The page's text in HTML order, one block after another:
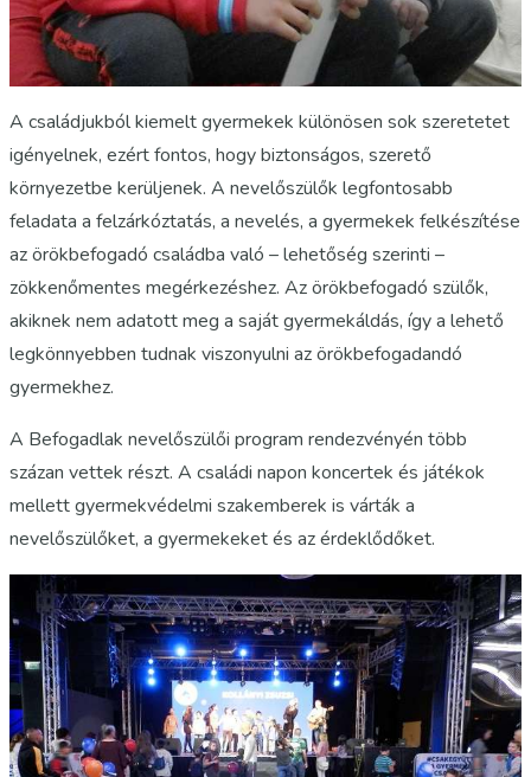
A családjukból kiemelt gyermekek különösen sok szeretetet
igényelnek, ezért fontos, hogy biztonságos, szerető
környezetbe kerüljenek. A nevelőszülők legfontosabb
feladata a felzárkóztatás, a nevelés, a gyermekek felkészítése
az örökbefogadó családba való – lehetőség szerinti –
zökkenőmentes megérkezéshez. Az örökbefogadó szülők,
akiknek nem adatott meg a saját gyermekáldás, így a lehető
legkönnyebben tudnak viszonyulni az örökbefogadandó
gyermekhez.
A Befogadlak nevelőszülői program rendezvényén több
százan vettek részt. A családi napon koncertek és játékok
mellett gyermekvédelmi szakemberek is várták a
nevelőszülőket, a gyermekeket és az érdeklődőket.